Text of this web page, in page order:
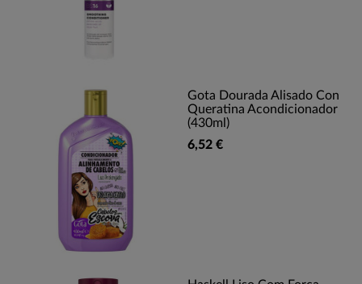
Gota Dourada Alisado Con
Queratina Acondicionador
(430ml)
6,52 €